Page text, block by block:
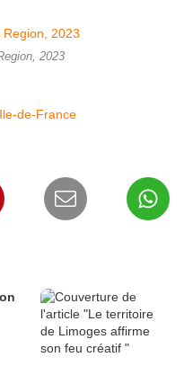
2023
de-France